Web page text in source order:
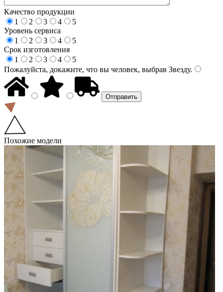
Качество продукции
1
2 3 4
5
Уровень сервиса
1
2 3 4
5
Срок изготовления
1
2 3 4
5
Пожалуйста, докажите, что вы человек, выбрав Звезду.
Похожие модели